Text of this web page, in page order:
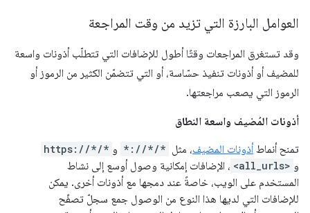
العوامل البارزة التي تزيد من وقت المراجعة
وقد تستغرق المراجعات وقتًا أطول للإضافات التي تتطلّب أذونات واسعة
للمضيف أو أذونات تنفيذ حسّاسة، أو التي تتضمّن الكثير من الرموز أو
الرموز التي يصعب مراجعتها.
أذونات المُضيف واسعة النطاق
تمنح أنماط أذونات المضيف، مثل *://*/* و https://*/*
و <all_urls> ، الإضافات إمكانية وصول أوسع إلى نشاط
المستخدم على الويب، خاصةً عند دمجها مع أذونات أخرى. يمكن
للإضافات التي لديها هذا النوع من الوصول جمع سجلّ تصفّح